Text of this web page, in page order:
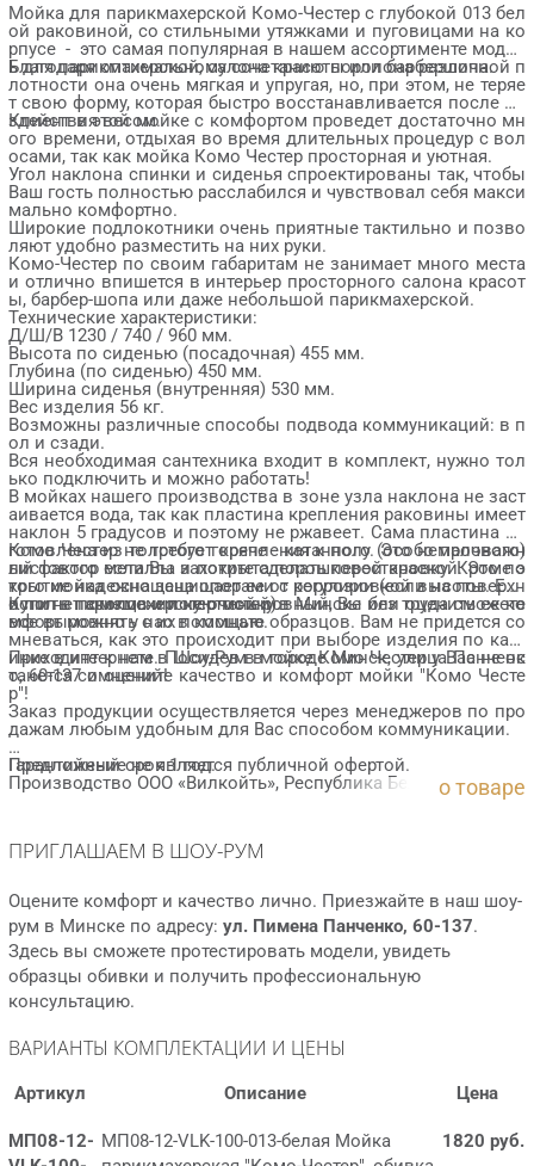
Мойка для парикмахерской Комо-Честер с глубокой 013 бел
ой раковиной, со стильными утяжками и пуговицами на ко
рпусе - это самая популярная в нашем ассортименте модел
ь для парикмахерской, салона красоты или барбершопа.
Благодаря оптимальному сочетанию поролона различной п
лотности она очень мягкая и упругая, но, при этом, не теряе
т свою форму, которая быстро восстанавливается после во
здействия весом.
Клиент в этой мойке с комфортом проведет достаточно мн
ого времени, отдыхая во время длительных процедур с вол
осами, так как мойка Комо Честер просторная и уютная.
Угол наклона спинки и сиденья спроектированы так, чтобы
Ваш гость полностью расслабился и чувствовал себя макси
мально комфортно.
Широкие подлокотники очень приятные тактильно и позво
ляют удобно разместить на них руки.
Комо-Честер по своим габаритам не занимает много места
и отлично впишется в интерьер просторного салона красот
ы, барбер-шопа или даже небольшой парикмахерской.
Технические характеристики:
Д/Ш/В 1230 / 740 / 960 мм.
Высота по сиденью (посадочная) 455 мм.
Глубина (по сиденью) 450 мм.
Ширина сиденья (внутренняя) 530 мм.
Вес изделия 56 кг.
Возможны различные способы подвода коммуникаций: в п
ол и сзади.
Вся необходимая сантехника входит в комплект, нужно тол
ько подключить и можно работать!
В мойках нашего производства в зоне узла наклона не заст
аивается вода, так как пластина крепления раковины имеет
наклон 5 градусов и поэтому не ржавеет. Сама пластина из
готовлена из толстого горяче - катанного (особо прочного)
листового металла и покрыта порошковой краской. Это по
крытие надежно защищает ее от коррозии (если на поверхн
ости нет сколов и потертостей).
Комо Честер не требует крепления к полу. Это немаловажн
ый фактор если Вы захотите сделать перестановку. Кроме э
того мойка оснащена опорами с регулировкой высоты. Есл
и пол в помещении не очень ровный, Вы без труда сможете
все выровнять с их помощью.
Купить парикмахерскую мойку в Минске или оценить ее ко
мфорт можно у нас в комнате образцов. Вам не придется со
мневаться, как это происходит при выборе изделия по карт
инке в интернете. Посидев в мойке Комо Честер у Вас не ос
танется сомнений!
Приходите к нам в Шоу-Рум в городе Минск, улица Панченк
о, 60-137 и оцените качество и комфорт мойки "Комо Честе
р"!
Заказ продукции осуществляется через менеджеров по про
дажам любым удобным для Вас способом коммуникации.
Гарантийный срок 1 год.
Предложение не является публичной офертой.
Производство ООО «Вилкойть», Республика Беларусь.о товаре
ПРИГЛАШАЕМ В ШОУ-РУМ
Оцените комфорт и качество лично. Приезжайте в наш шоу-
рум в Минске по адресу: ул. Пимена Панченко, 60-137.
Здесь вы сможете протестировать модели, увидеть
образцы обивки и получить профессиональную
консультацию.
ВАРИАНТЫ КОМПЛЕКТАЦИИ И ЦЕНЫ
Артикул Описание Цена
МП08-12- МП08-12-VLK-100-013-белая Мойка
1820 руб.